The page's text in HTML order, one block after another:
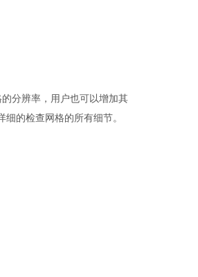
的分辨率 ，用户也可以增加其
的检查网格的所有细节。